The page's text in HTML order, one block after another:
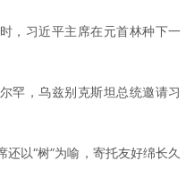
习近平主席在元首林种下一
，乌兹别克斯坦总统邀请习
以“树”为喻，寄托友好绵长久